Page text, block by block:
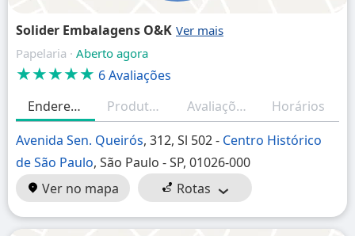
Solider Embalagens O&K
Papelaria · Aberto agora
★★★★★ 6 Avaliações
Endereço
Produtos/Serviços Avaliações (resumo)
Horários
Avenida Sen. Queirós, 312, Sl 502 - Centro Histórico
de São Paulo, São Paulo - SP, 01026-000
Ver no mapa
Rotas